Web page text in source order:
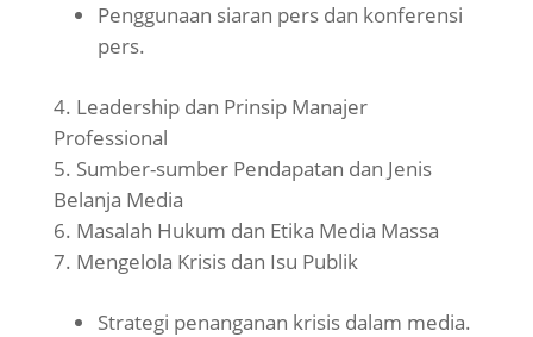
Penggunaan siaran pers dan konferensi
pers.
Leadership dan Prinsip Manajer
Professional
Sumber-sumber Pendapatan dan Jenis
Belanja Media
Masalah Hukum dan Etika Media Massa
Mengelola Krisis dan Isu Publik
Strategi penanganan krisis dalam media.